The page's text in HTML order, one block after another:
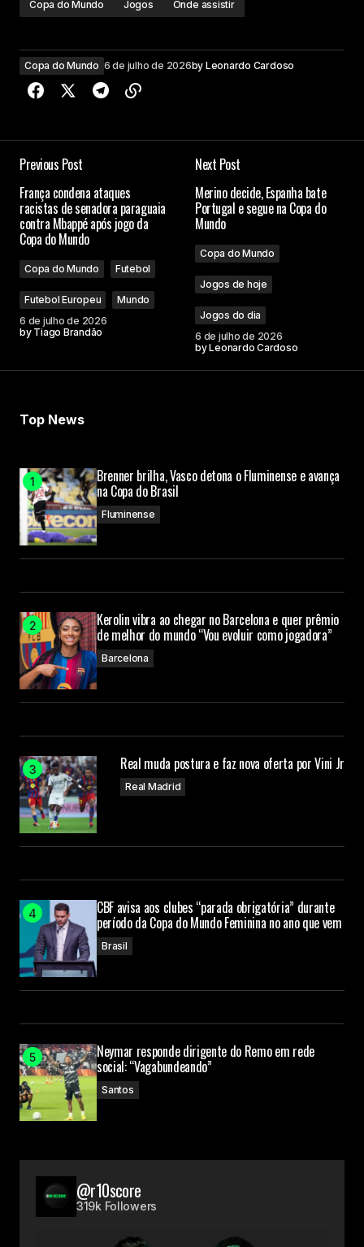
Copa do Mundo Jogos Onde assistir
Copa do Mundo 6 de julho de 2026by Leonardo Cardoso
Previous Post
França condena ataques
racistas de senadora paraguaia
contra Mbappé após jogo da
Copa do Mundo
Copa do Mundo Futebol
Futebol Europeu
Mundo
6 de julho de 2026
by Tiago Brandão
Next Post
Merino decide, Espanha bate
Portugal e segue na Copa do
Mundo
Copa do Mundo
Jogos de hoje
Jogos do dia
6 de julho de 2026
byLeonardo Cardoso
Top News
Brenner brilha, Vasco detona o Fluminense e avança
na Copa do Brasil
Fluminense
Kerolin vibra ao chegar no Barcelona e quer prêmio
de melhor do mundo “Vou evoluir como jogadora”
Barcelona
Real muda postura e faz nova oferta por Vini Jr
Real Madrid
CBF avisa aos clubes “parada obrigatória” durante
período da Copa do Mundo Feminina no ano que vem
Brasil
Neymar responde dirigente do Remo em rede
social: “Vagabundeando”
Santos
@r10score
319k Followers